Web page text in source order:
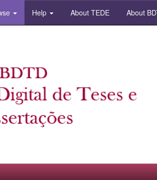
Help About TEDE About